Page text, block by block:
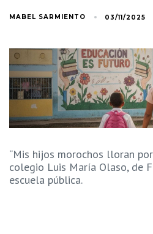
MABEL SARMIENTO 03/11/2025
“Mis hijos morochos lloran
colegio Luis María Olaso, de
escuela pública.